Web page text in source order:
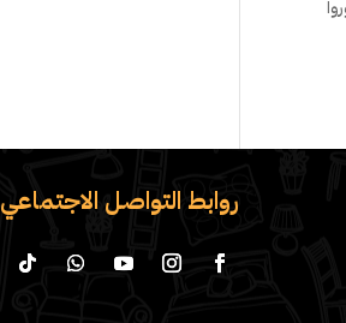
روابط التواصل الاجتماعي